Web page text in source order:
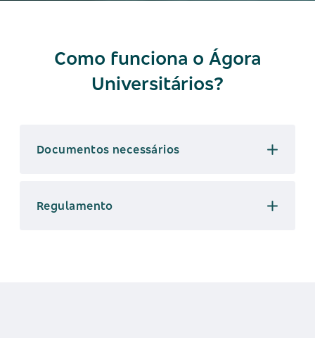
Como funciona o Ágora
Universitários?
Documentos necessários
Regulamento